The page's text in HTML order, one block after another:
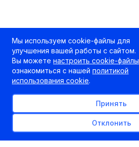
Мы используем cookie-файлы для
улучшения вашей работы с сайтом.
Вы можете настроить cookie-файлы
ознакомиться с нашей политикой
использования cookie.
Принять
Отклонить